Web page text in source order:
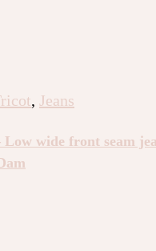
, Jeans
wide front seam